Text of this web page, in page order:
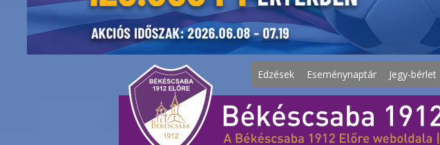
Edzések Eseménynaptár Jegy-bérlet